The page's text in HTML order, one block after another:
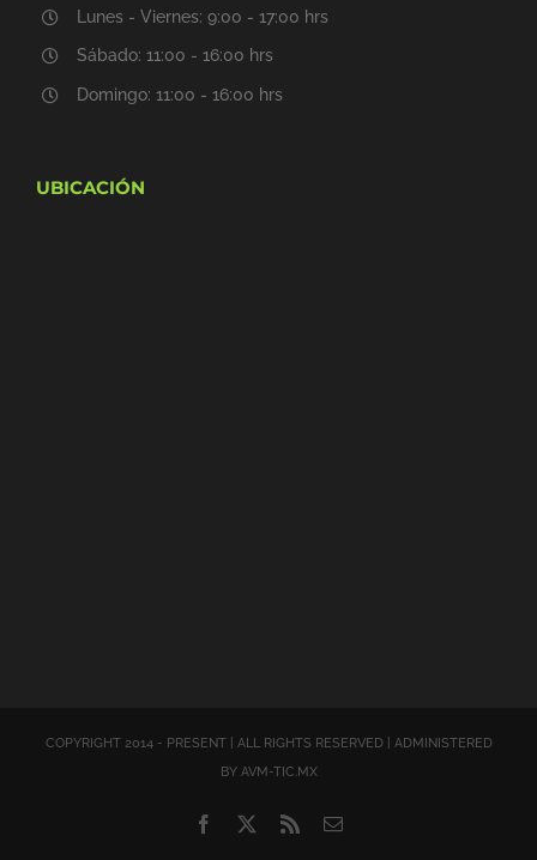
Lunes - Viernes: 9:00 - 17:00 hrs
Sábado: 11:00 - 16:00 hrs
Domingo: 11:00 - 16:00 hrs
UBICACIÓN
COPYRIGHT 2014 - PRESENT | ALL RIGHTS RESERVED | ADMINISTERED
BY AVM-TIC.MX
Facebook Rss
Correo